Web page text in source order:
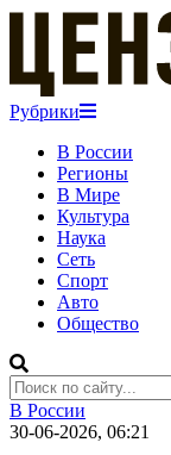
Рубрики
В России
Регионы
В Мире
Культура
Наука
Сеть
Спорт
Авто
Общество
В России
30-06-2026, 06:21